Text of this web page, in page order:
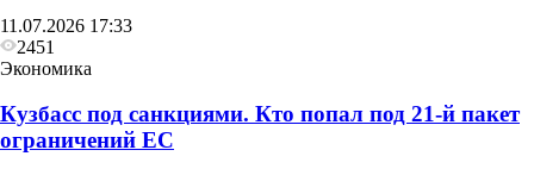
пчелы
11.07.2026 17:33
2451
Экономика
Кузбасс под санкциями. Кто попал под 21‑й пакет
ограничений ЕС